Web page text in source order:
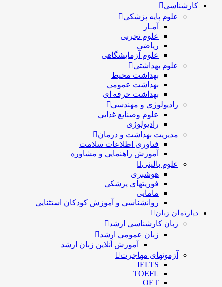
کارشناسی
علوم پایه پزشکی
آمـار
علوم تجربی
ریاضی
علوم آزمایشگاهی
علوم بهداشتی
بهداشت محیط
بهداشت عمومی
بهداشت حرفه ای
رادیولوژی و مهندسی
علوم وصنایع غذایی
رادیولوژی
مدیریت بهداشت و درمان
فناوری اطلاعات سلامت
آموزش راهنمایی و مشاوره
علوم بالینی
هوشبری
فوریتهای پزشکی
مامایی
روانشناسی و آموزش کودکان استثنایی
دپارتمان زبان
زبان کارشناسی ارشد
زبان عمومی ارشد
آموزش آنلاین زبان ارشد
آزمونهای مهاجرت
IELTS
TOEFL
OET